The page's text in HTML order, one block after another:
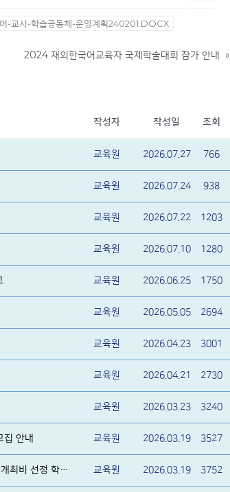
-교사-학습공동체-운영계획240201.DOCX
2024 재외한국어교육자 국제학술대회 참가 안내 »
작성자 작성일 조회
교육원 2026.07.27 766
교육원 2026.07.24 938
교육원 2026.07.22 1203
교육원 2026.07.10 1280
교육원 2026.06.25 1750
교육원 2026.05.05 2694
교육원 2026.04.23 3001
교육원 2026.04.21 2730
교육원 2026.03.23 3240
집 안내 교육원 2026.03.19 3527
2026년 상반기 한국어 정규반 및 아틀리에 개설교 대상 행사 개최비 선정 학교 알림 교육원 2026.03.19 3752